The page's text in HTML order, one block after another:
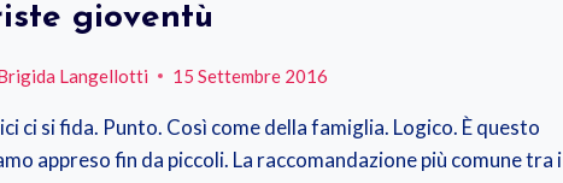
gioventù
Langellotti 15 Settembre 2016
ci si fida. Punto. Così come della famiglia. Logico. È questo
appreso fin da piccoli. La raccomandazione più comune tra i